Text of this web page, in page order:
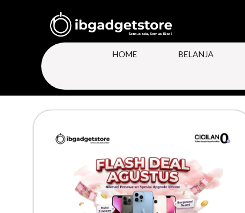
HOME BELANJA